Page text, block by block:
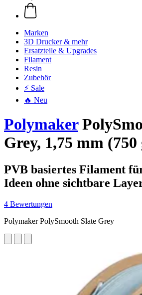
Marken
3D Drucker & mehr
Ersatzteile & Upgrades
Filament
Resin
Zubehör
⚡ Sale
🔥 Neu
Polymaker
Grey, 1,75 mm (750
PVB basiertes Filament
Ideen ohne sichtbare
4 Bewertungen
Polymaker PolySmooth Slate Grey